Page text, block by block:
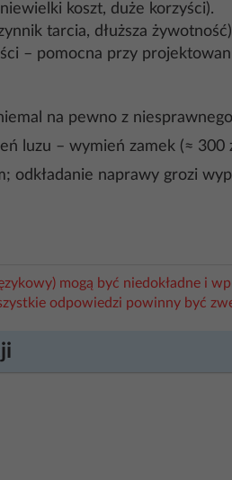
koszt, duże korzyści).
tarcia, dłuższa
– pomocna przy
na pewno z
luzu – wymień zamek (≈
naprawy grozi
mogą być niedokładne i
odpowiedzi powinny być